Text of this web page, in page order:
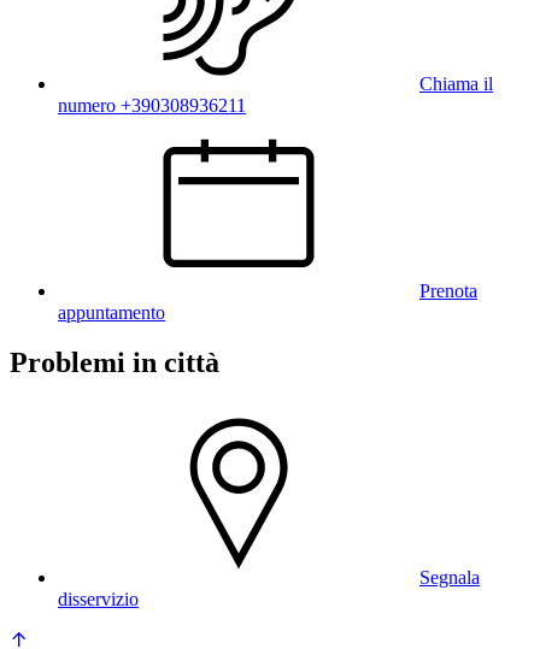
Chiama il
numero +390308936211
Prenota
appuntamento
Problemi in città
Segnala
disservizio